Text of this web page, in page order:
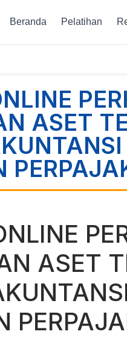
Beranda Pelatihan
ASET
ASET